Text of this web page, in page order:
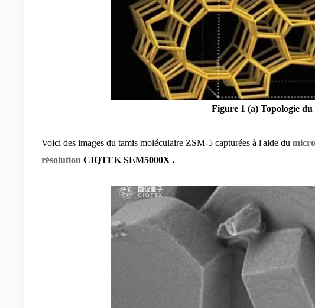
Figure 1 (a) Topologie
Voici des images du tamis moléculaire ZSM-5 capturées à l'aide du
résolution CIQTEK SEM5000X.